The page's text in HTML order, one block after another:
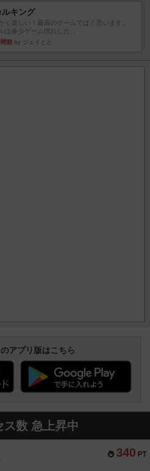
ルキング
く楽しい！最高のゲームではと思います。
は多少ゲーム慣れした...
前 by ジェイとと
アプリ版はこちら
ス数 急上昇中
340 PT